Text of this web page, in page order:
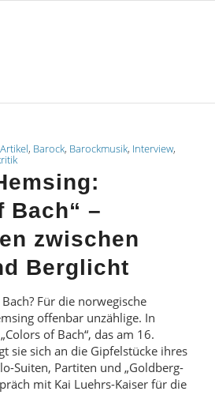
Artikel, Barock, Barockmusik, Interview,
Bach“ –
zwischen
Berglicht
Für die norwegische
offenbar unzählige. In
of Bach“, das am 16.
sie sich an die Gipfelstücke ihres
Suiten, Partiten und „Goldberg-
mit Kai Luehrs-Kaiser für die